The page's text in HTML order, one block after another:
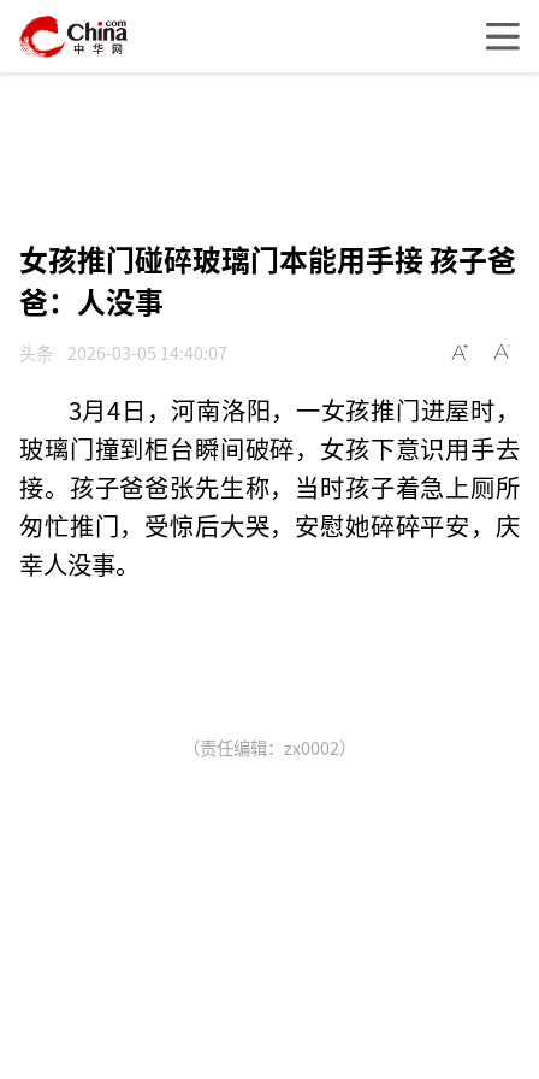
女孩推门碰碎玻璃门本能用手接 孩子爸
爸：人没事
头条 2026-03-05 14:40:07
3月4日，河南洛阳，一女孩推门进屋时，
玻璃门撞到柜台瞬间破碎，女孩下意识用手去
接。孩子爸爸张先生称，当时孩子着急上厕所
匆忙推门，受惊后大哭，安慰她碎碎平安，庆
幸人没事。
（责任编辑：zx0002）